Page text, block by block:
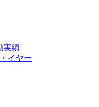
実績
イヤー